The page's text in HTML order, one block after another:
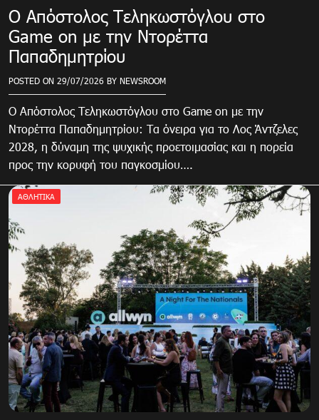
Ο Απόστολος Τεληκωστόγλου στο
Game on με την Ντορέττα
Παπαδημητρίου
POSTED ON 29/07/2026 BY NEWSROOM
Ο Απόστολος Τεληκωστόγλου στο Game on με την
Ντορέττα Παπαδημητρίου: Τα όνειρα για το Λος Άντζελες
2028, η δύναμη της ψυχικής προετοιμασίας και η πορεία
προς την κορυφή του παγκοσμίου….
ΑΘΛΗΤΙΚΑ